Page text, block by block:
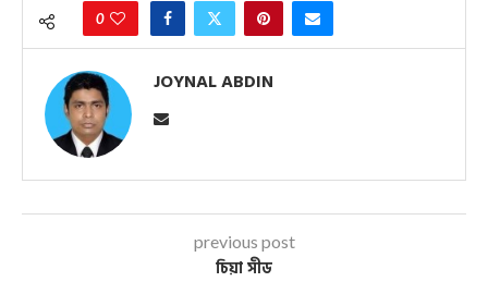
0
JOYNAL ABDIN
previous post
চিয়া সীড